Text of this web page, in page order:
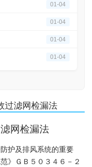
01-04
01-04
01-04
01-04
过滤网检漏法
网检漏法
护及排风系统的重要
》ＧＢ５０３４６－２